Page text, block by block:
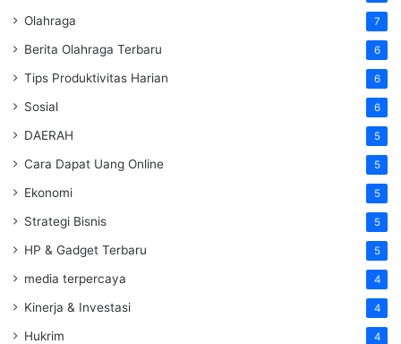
Olahraga 7
Berita Olahraga Terbaru 6
Tips Produktivitas Harian 6
Sosial 6
DAERAH 5
Cara Dapat Uang Online 5
Ekonomi 5
Strategi Bisnis 5
HP & Gadget Terbaru 5
media terpercaya 4
Kinerja & Investasi 4
Hukrim 4